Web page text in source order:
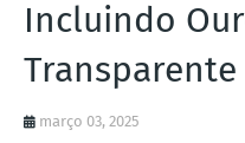
Incluindo
Transparente
março 03, 2025